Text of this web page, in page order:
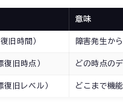
意味
旧時間） 障害発生か
旧時点） どの時点の
旧レベル） どこまで機